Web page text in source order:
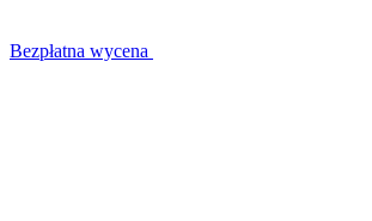
Bezpłatna wycena